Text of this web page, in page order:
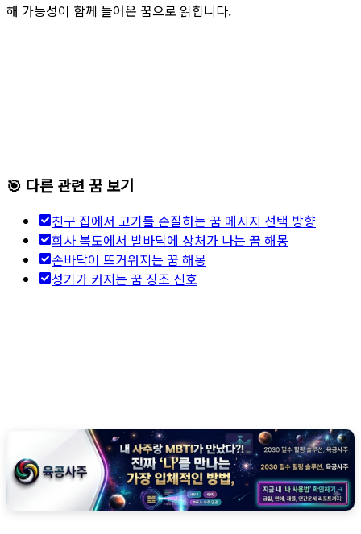
해 가능성이 함께 들어온 꿈으로 읽힙니다.
🎯 다른 관련 꿈 보기
친구 집에서 고기를 손질하는 꿈 메시지 선택 방향
회사 복도에서 발바닥에 상처가 나는 꿈 해몽
손바닥이 뜨거워지는 꿈 해몽
성기가 커지는 꿈 징조 신호